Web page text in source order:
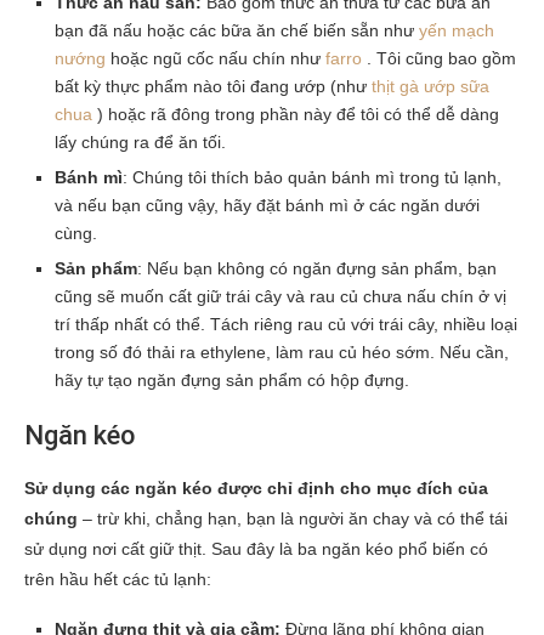
bạn đã nấu hoặc các bữa ăn chế biến sẵn như yến mạch
nướng hoặc ngũ cốc nấu chín như farro . Tôi cũng bao gồm
bất kỳ thực phẩm nào tôi đang ướp (như thịt gà ướp sữa
chua ) hoặc rã đông trong phần này để tôi có thể dễ dàng
lấy chúng ra để ăn tối.
Bánh mì: Chúng tôi thích bảo quản bánh mì trong tủ lạnh,
và nếu bạn cũng vậy, hãy đặt bánh mì ở các ngăn dưới
cùng.
Sản phẩm: Nếu bạn không có ngăn đựng sản phẩm, bạn
cũng sẽ muốn cất giữ trái cây và rau củ chưa nấu chín ở vị
trí thấp nhất có thể. Tách riêng rau củ với trái cây, nhiều loại
trong số đó thải ra ethylene, làm rau củ héo sớm. Nếu cần,
hãy tự tạo ngăn đựng sản phẩm có hộp đựng.
Ngăn kéo
Sử dụng các ngăn kéo được chỉ định cho mục đích của
chúng – trừ khi, chẳng hạn, bạn là người ăn chay và có thể tái
sử dụng nơi cất giữ thịt. Sau đây là ba ngăn kéo phổ biến có
trên hầu hết các tủ lạnh:
Ngăn đựng thịt và gia cầm: Đừng lãng phí không gian